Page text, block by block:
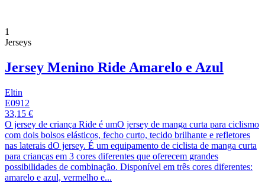
1
Jerseys
Jersey Menino Ride Amarelo e Azul
Eltin
E0912
33,15 €
O jersey de criança Ride é umO jersey de manga curta para ciclismo
com dois bolsos elásticos, fecho curto, tecido brilhante e refletores
nas laterais dO jersey. É um equipamento de ciclista de manga curta
para crianças em 3 cores diferentes que oferecem grandes
possibilidades de combinação. Disponível em três cores diferentes:
amarelo e azul, vermelho e...